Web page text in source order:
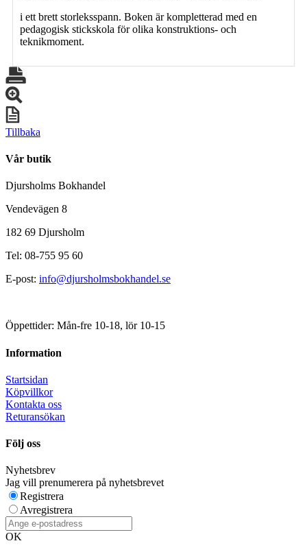
i ett brett storleksspann. Boken är kompletterad med en
pedagogisk stickskola för olika konstruktions- och
teknikmoment.
Tillbaka
Vår butik
Djursholms Bokhandel
Vendevägen 8
182 69 Djursholm
Tel: 08-755 95 60
E-post: info@djursholmsbokhandel.se
Öppettider: Mån-fre 10-18, lör 10-15
Information
Startsidan
Köpvillkor
Kontakta oss
Returansökan
Följ oss
Nyhetsbrev
Jag vill prenumerera på nyhetsbrevet
Registrera
Avregistrera
OK